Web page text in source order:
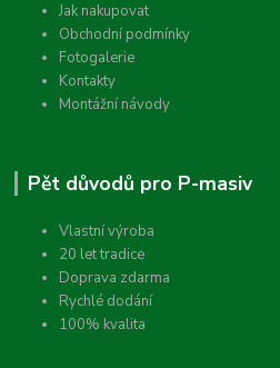
Jak nakupovat
Obchodní podmínky
Fotogalerie
Kontakty
Montážní návody
Pět důvodů pro P-masiv
Vlastní výroba
20 let tradice
Doprava zdarma
Rychlé dodání
100% kvalita